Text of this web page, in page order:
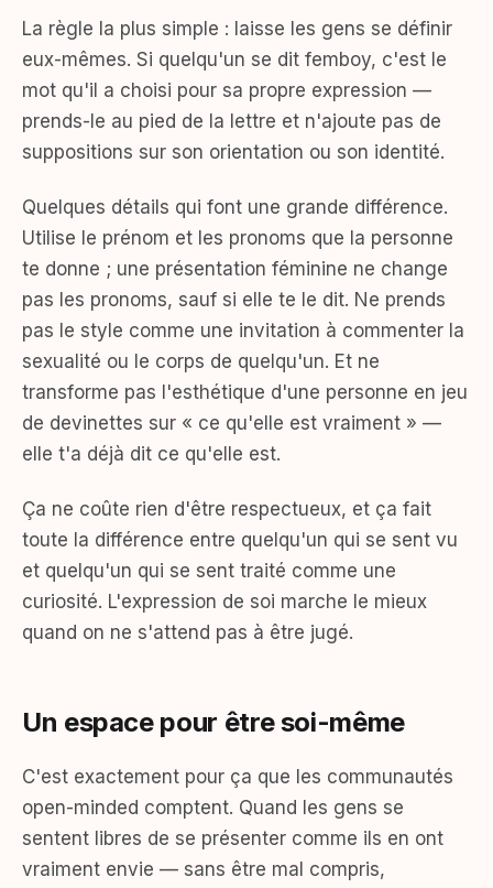
La règle la plus simple : laisse les gens se définir
eux-mêmes. Si quelqu'un se dit femboy, c'est le
mot qu'il a choisi pour sa propre expression —
prends-le au pied de la lettre et n'ajoute pas de
suppositions sur son orientation ou son identité.
Quelques détails qui font une grande différence.
Utilise le prénom et les pronoms que la personne
te donne ; une présentation féminine ne change
pas les pronoms, sauf si elle te le dit. Ne prends
pas le style comme une invitation à commenter la
sexualité ou le corps de quelqu'un. Et ne
transforme pas l'esthétique d'une personne en jeu
de devinettes sur « ce qu'elle est vraiment » —
elle t'a déjà dit ce qu'elle est.
Ça ne coûte rien d'être respectueux, et ça fait
toute la différence entre quelqu'un qui se sent vu
et quelqu'un qui se sent traité comme une
curiosité. L'expression de soi marche le mieux
quand on ne s'attend pas à être jugé.
Un espace pour être soi-même
C'est exactement pour ça que les communautés
open-minded comptent. Quand les gens se
sentent libres de se présenter comme ils en ont
vraiment envie — sans être mal compris,